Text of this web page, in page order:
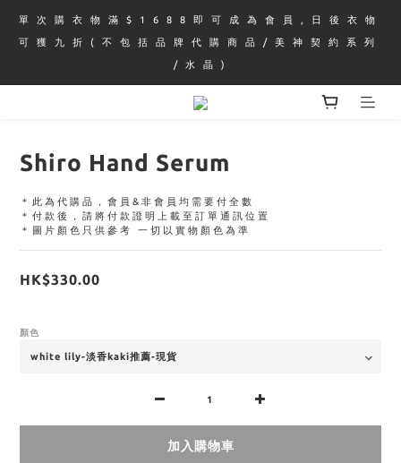
單 次 購 衣 物 滿 $ 1 6 8 8 即 可 成 為 會 員 , 日 後 衣 物
可 獲 九 折 ( 不 包 括 品 牌 代 購 商 品 / 美 神 契 約 系 列
/ 水 晶 )
Shiro Hand Serum
＊此為代購品，會員&非會員均需要付全數
＊付款後，請將付款證明上載至訂單通訊位置
＊圖片顏色只供參考 一切以實物顏色為準
HK$330.00
顏色
加入購物車